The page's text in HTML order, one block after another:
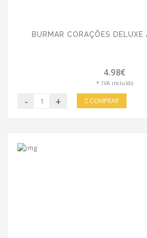
BURMAR CORAÇÕES DELUXE
4.98€
* IVA incluído
- + COMPRAR